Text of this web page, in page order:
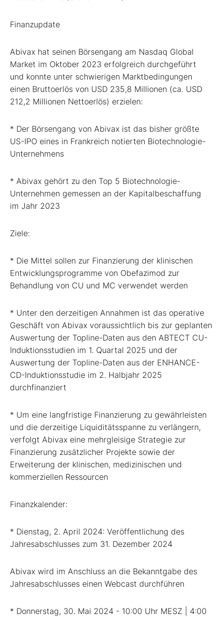
Finanzupdate
Abivax hat seinen Börsengang am Nasdaq Global
Market im Oktober 2023 erfolgreich durchgeführt
und konnte unter schwierigen Marktbedingungen
einen Bruttoerlös von USD 235,8 Millionen (ca. USD
212,2 Millionen Nettoerlös) erzielen:
* Der Börsengang von Abivax ist das bisher größte
US-IPO eines in Frankreich notierten Biotechnologie-
Unternehmens
* Abivax gehört zu den Top 5 Biotechnologie-
Unternehmen gemessen an der Kapitalbeschaffung
im Jahr 2023
Ziele:
* Die Mittel sollen zur Finanzierung der klinischen
Entwicklungsprogramme von Obefazimod zur
Behandlung von CU und MC verwendet werden
* Unter den derzeitigen Annahmen ist das operative
Geschäft von Abivax voraussichtlich bis zur geplanten
Auswertung der Topline-Daten aus den ABTECT CU-
Induktionsstudien im 1. Quartal 2025 und der
Auswertung der Topline-Daten aus der ENHANCE-
CD-Induktionsstudie im 2. Halbjahr 2025
durchfinanziert
* Um eine langfristige Finanzierung zu gewährleisten
und die derzeitige Liquiditätsspanne zu verlängern,
verfolgt Abivax eine mehrgleisige Strategie zur
Finanzierung zusätzlicher Projekte sowie der
Erweiterung der klinischen, medizinischen und
kommerziellen Ressourcen
Finanzkalender:
* Dienstag, 2. April 2024: Veröffentlichung des
Jahresabschlusses zum 31. Dezember 2024
Abivax wird im Anschluss an die Bekanntgabe des
Jahresabschlusses einen Webcast durchführen
* Donnerstag, 30. Mai 2024 - 10:00 Uhr MESZ | 4:00